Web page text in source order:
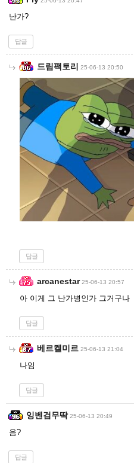
난가?
답글
드림팩토리 25-06-13 20:50
답글
arcanestar 25-06-13 20:57
아 이게 그 난가병인가 그거구나
답글
베르켈미르 25-06-13 21:04
나임
답글
잉벤검무딱 25-06-13 20:49
음?
답글